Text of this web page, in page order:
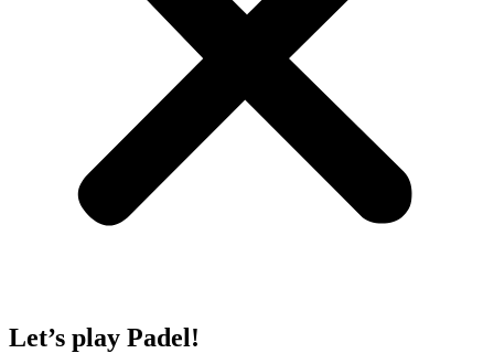
Let’s play Padel!